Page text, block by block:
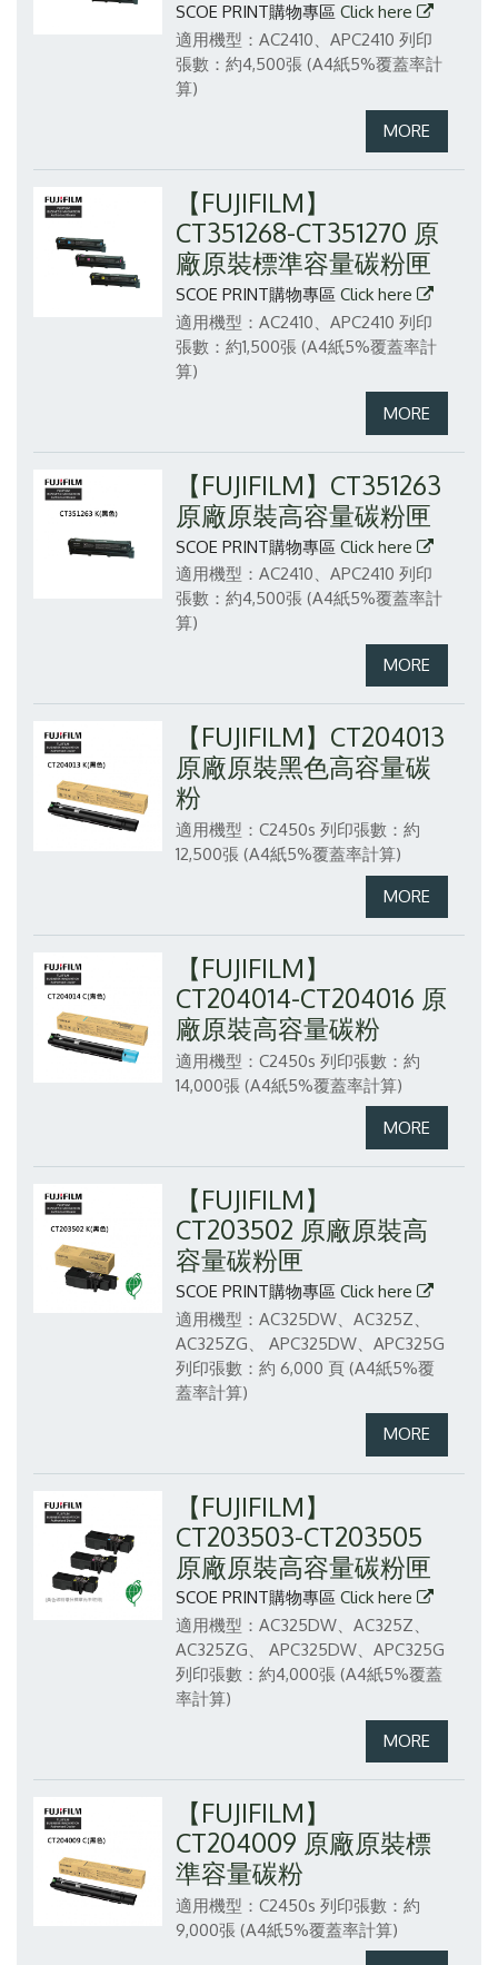
SCOE PRINT購物專區 Click here
適用機型：AC2410、APC2410 列印
張數：約4,500張 (A4紙5%覆蓋率計
算)
【FUJIFILM】
CT351268-CT351270 原
廠原裝標準容量碳粉匣
SCOE PRINT購物專區 Click here
適用機型：AC2410、APC2410 列印
張數：約1,500張 (A4紙5%覆蓋率計
算)
【FUJIFILM】CT351263
原廠原裝高容量碳粉匣
SCOE PRINT購物專區 Click here
適用機型：AC2410、APC2410 列印
張數：約4,500張 (A4紙5%覆蓋率計
算)
【FUJIFILM】CT204013
原廠原裝黑色高容量碳
粉
適用機型：C2450s 列印張數：約
12,500張 (A4紙5%覆蓋率計算)
【FUJIFILM】
CT204014-CT204016 原
廠原裝高容量碳粉
適用機型：C2450s 列印張數：約
14,000張 (A4紙5%覆蓋率計算)
【FUJIFILM】
CT203502 原廠原裝高
容量碳粉匣
SCOE PRINT購物專區 Click here
適用機型：AC325DW、AC325Z、
AC325ZG、 APC325DW、APC325G
列印張數：約 6,000 頁 (A4紙5%覆
蓋率計算)
【FUJIFILM】
CT203503-CT203505
原廠原裝高容量碳粉匣
SCOE PRINT購物專區 Click here
適用機型：AC325DW、AC325Z、
AC325ZG、 APC325DW、APC325G
列印張數：約4,000張 (A4紙5%覆蓋
率計算)
【FUJIFILM】
CT204009 原廠原裝標
準容量碳粉
適用機型：C2450s 列印張數：約
9,000張 (A4紙5%覆蓋率計算)